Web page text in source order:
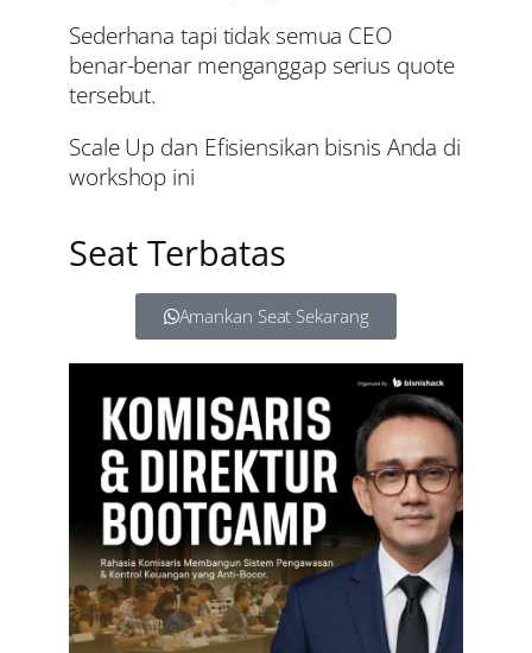
Sederhana tapi tidak semua CEO
benar-benar menganggap serius quote
tersebut.
Scale Up dan Efisiensikan bisnis Anda di
workshop ini
Seat Terbatas
Amankan Seat Sekarang